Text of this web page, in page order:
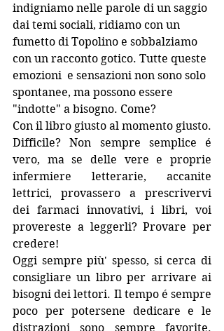
indigniamo nelle parole di un saggio
dai temi sociali, ridiamo con un
fumetto di Topolino e sobbalziamo
con un racconto gotico. Tutte queste
emozioni  e sensazioni non sono solo
spontanee, ma possono essere
"indotte" a bisogno. Come?
Con il libro giusto al momento giusto.
Difficile? Non sempre semplice é
vero, ma se delle vere e proprie
infermiere letterarie, accanite
lettrici, provassero a prescrivervi
dei farmaci innovativi, i libri, voi
provereste a leggerli? Provare per
credere!
Oggi sempre più' spesso, si cerca di
consigliare un libro per arrivare ai
bisogni dei lettori. Il tempo é sempre
poco per potersene dedicare e le
distrazioni sono sempre favorite.